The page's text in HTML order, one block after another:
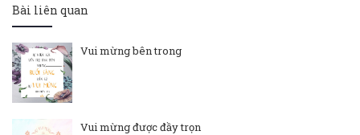
Bài liên quan
Vui mừng bên trong
Vui mừng được đầy trọn